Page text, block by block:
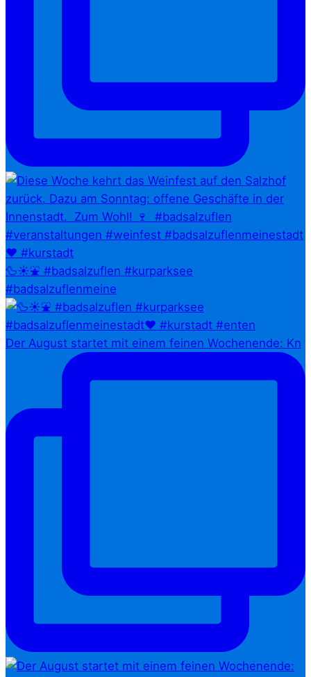
🦆☀️⛲ #badsalzuflen #kurparksee
#badsalzuflenmeine
Der August startet mit einem feinen Wochenende: Kn